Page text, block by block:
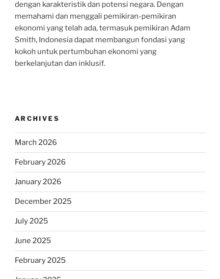
dengan karakteristik dan potensi negara. Dengan
memahami dan menggali pemikiran-pemikiran
ekonomi yang telah ada, termasuk pemikiran Adam
Smith, Indonesia dapat membangun fondasi yang
kokoh untuk pertumbuhan ekonomi yang
berkelanjutan dan inklusif.
ARCHIVES
March 2026
February 2026
January 2026
December 2025
July 2025
June 2025
February 2025